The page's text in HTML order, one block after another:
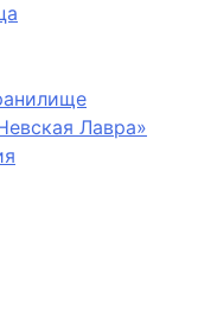
Лавра»